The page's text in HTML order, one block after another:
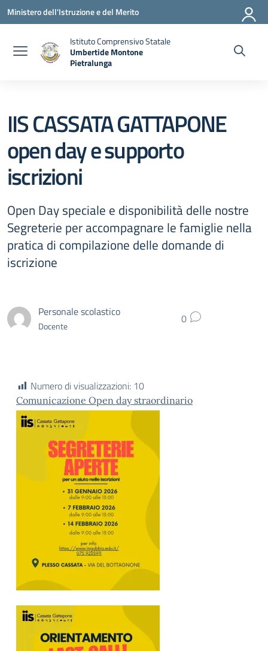
Vai ai contenuti
Vai al menu di navigazione
Vai al footer
Ministero dell'Istruzione e del Merito
Istituto Comprensivo Statale
Umbertide Montone
Pietralunga
IIS CASSATA GATTAPONE
open day e supporto
iscrizioni
Open Day speciale e disponibilità delle nostre
Segreterie per accompagnare le famiglie nella
pratica di compilazione delle domande di
iscrizione
Personale scolastico
Docente 0
Numero di visualizzazioni: 10
Comunicazione Open day straordinario